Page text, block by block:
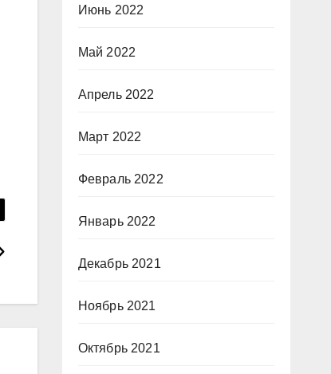
Июнь 2022
Май 2022
Апрель 2022
Март 2022
Февраль 2022
Январь 2022
Декабрь 2021
Ноябрь 2021
Октябрь 2021